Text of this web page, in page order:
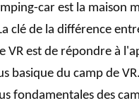
car est la maison
clé de la différence
VR est de répondre à
basique du camp de
fondamentales des